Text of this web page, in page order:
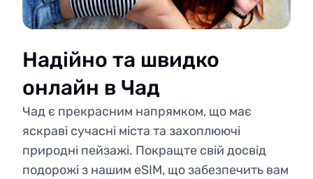
Надійно та швидко
онлайн в Чад
Чад є прекрасним напрямком, що має
яскраві сучасні міста та захоплюючі
природні пейзажі. Покращте свій досвід
подорожі з нашим eSIM, що забезпечить вам